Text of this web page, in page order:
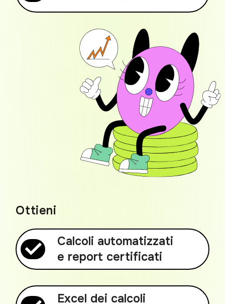
Ottieni
Calcoli automatizzati
e report certificati
Excel dei calcoli